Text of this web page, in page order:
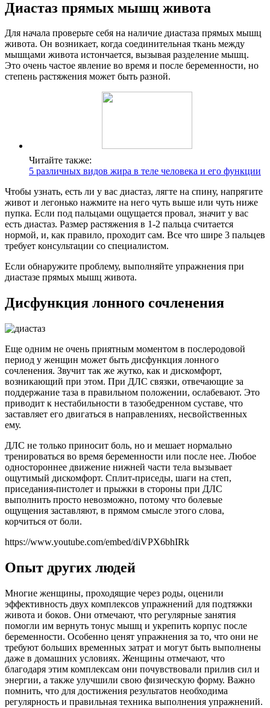
Диастаз прямых мышц живота
Для начала проверьте себя на наличие диастаза прямых мышц
живота. Он возникает, когда соединительная ткань между
мышцами живота истончается, вызывая разделение мышц.
Это очень частое явление во время и после беременности, но
степень растяжения может быть разной.
Читайте также:
5 различных видов жира в теле человека и его функции
Чтобы узнать, есть ли у вас диастаз, лягте на спину, напрягите
живот и легонько нажмите на него чуть выше или чуть ниже
пупка. Если под пальцами ощущается провал, значит у вас
есть диастаз. Размер растяжения в 1-2 пальца считается
нормой, и, как правило, проходит сам. Все что шире 3 пальцев
требует консультации со специалистом.
Если обнаружите проблему, выполняйте упражнения при
диастазе прямых мышц живота.
Дисфункция лонного сочленения
Еще одним не очень приятным моментом в послеродовой
период у женщин может быть дисфункция лонного
сочленения. Звучит так же жутко, как и дискомфорт,
возникающий при этом. При ДЛС связки, отвечающие за
поддержание таза в правильном положении, ослабевают. Это
приводит к нестабильности в тазобедренном суставе, что
заставляет его двигаться в направлениях, несвойственных
ему.
ДЛС не только приносит боль, но и мешает нормально
тренироваться во время беременности или после нее. Любое
одностороннее движение нижней части тела вызывает
ощутимый дискомфорт. Сплит-приседы, шаги на степ,
приседания-пистолет и прыжки в стороны при ДЛС
выполнить просто невозможно, потому что болевые
ощущения заставляют, в прямом смысле этого слова,
корчиться от боли.
https://www.youtube.com/embed/diVPX6bhIRk
Опыт других людей
Многие женщины, проходящие через роды, оценили
эффективность двух комплексов упражнений для подтяжки
живота и боков. Они отмечают, что регулярные занятия
помогли им вернуть тонус мышц и укрепить корпус после
беременности. Особенно ценят упражнения за то, что они не
требуют больших временных затрат и могут быть выполнены
даже в домашних условиях. Женщины отмечают, что
благодаря этим комплексам они почувствовали прилив сил и
энергии, а также улучшили свою физическую форму. Важно
помнить, что для достижения результатов необходима
регулярность и правильная техника выполнения упражнений.